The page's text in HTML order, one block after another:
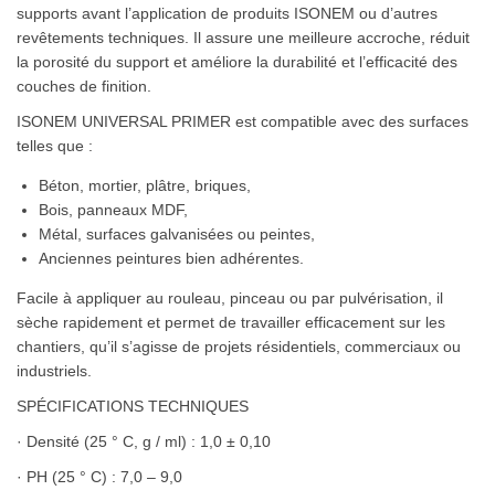
supports avant l’application de produits ISONEM ou d’autres
revêtements techniques. Il assure une meilleure accroche, réduit
la porosité du support et améliore la durabilité et l’efficacité des
couches de finition.
ISONEM UNIVERSAL PRIMER est compatible avec des surfaces
telles que :
Béton, mortier, plâtre, briques,
Bois, panneaux MDF,
Métal, surfaces galvanisées ou peintes,
Anciennes peintures bien adhérentes.
Facile à appliquer au rouleau, pinceau ou par pulvérisation, il
sèche rapidement et permet de travailler efficacement sur les
chantiers, qu’il s’agisse de projets résidentiels, commerciaux ou
industriels.
SPÉCIFICATIONS TECHNIQUES
· Densité (25 ° C, g / ml) : 1,0 ± 0,10
· PH (25 ° C) : 7,0 – 9,0